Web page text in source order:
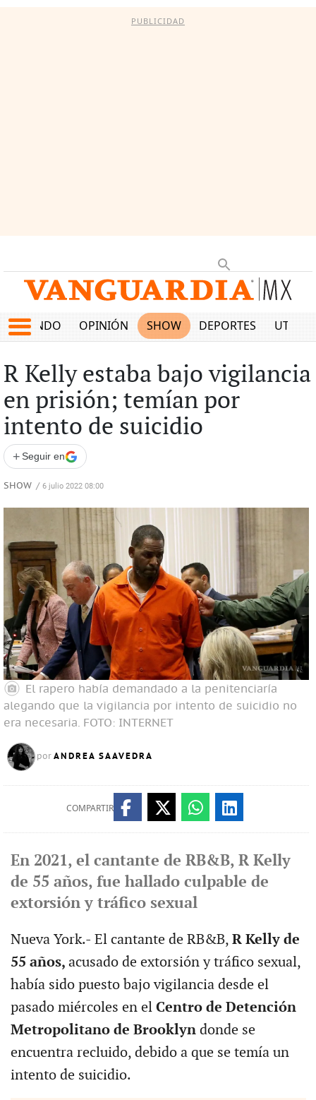
PUBLICIDAD
MUNDO OPINIÓN SHOW DEPORTES
R Kelly estaba bajo vigilancia
en prisión; temían por
intento de suicidio
+ Seguir en
SHOW / 6 julio 2022 08:00
El rapero había demandado a la penitenciaría
alegando que la vigilancia por intento de suicidio no
era necesaria. FOTO: INTERNET
por ANDREA SAAVEDRA
COMPARTIR
En 2021, el cantante de RB&B, R Kelly
de 55 años, fue hallado culpable de
extorsión y tráfico sexual
Nueva York.- El cantante de RB&B, R Kelly de
55 años, acusado de extorsión y tráfico sexual,
había sido puesto bajo vigilancia desde el
pasado miércoles en el Centro de Detención
Metropolitano de Brooklyndonde se
encuentra recluido, debido a que se temía un
intento de suicidio.